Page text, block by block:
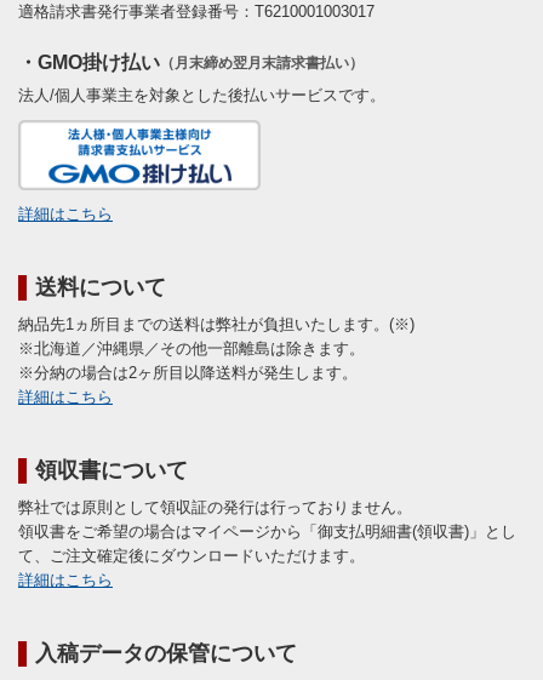
適格請求書発行事業者登録番号：T6210001003017
・GMO掛け払い （月末締め翌月末請求書払い）
法人/個人事業主を対象とした後払いサービスです。
詳細はこちら
送料について
納品先1ヵ所目までの送料は弊社が負担いたします。(※)
※北海道／沖縄県／その他一部離島は除きます。
※分納の場合は2ヶ所目以降送料が発生します。
詳細はこちら
領収書について
弊社では原則として領収証の発行は行っておりません。
領収書をご希望の場合はマイページから「御支払明細書(領収書)」とし
て、ご注文確定後にダウンロードいただけます。
詳細はこちら
入稿データの保管について